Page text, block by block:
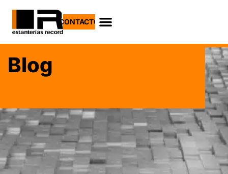
CONTACTO
Blog